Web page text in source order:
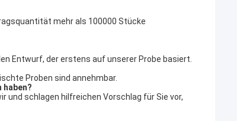
mehr als 100000 Stücke
Entwurf, der erstens auf unserer Probe basiert.
Proben sind annehmbar.
haben?
und schlagen hilfreichen Vorschlag für Sie vor,